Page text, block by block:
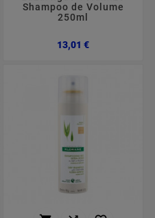
Shampoo de Volume
250ml
13,01 €Preço